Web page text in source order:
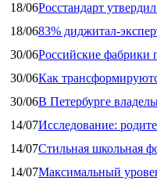
18/06Росстандарт
18/0683%
30/06Российские фабрики
30/06Как
30/06В Петербурге
14/07Исследование:
14/07Стильная школьная
14/07Максимальный